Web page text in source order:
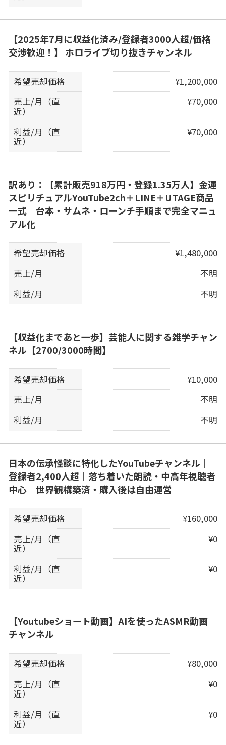
【2025年7月に収益化済み/登録者3000人超/価格
交渉歓迎！】 ホロライブ切り抜きチャンネル
希望売却価格
¥1,200,000
売上/月（直
近）
¥70,000
利益/月（直
近）
¥70,000
訳あり：【累計販売918万円・登録1.35万人】金運
スピリチュアルYouTube2ch＋LINE＋UTAGE商品
一式｜台本・サムネ・ローンチ手順まで完全マニュ
アル化
希望売却価格
¥1,480,000
売上/月
不明
利益/月
不明
【収益化まであと一歩】芸能人に関する雑学チャン
ネル【2700/3000時間】
希望売却価格
¥10,000
売上/月
不明
利益/月
不明
日本の伝承怪談に特化したYouTubeチャンネル｜
登録者2,400人超｜落ち着いた朗読・中高年視聴者
中心｜世界観構築済・購入後は自由運営
希望売却価格
¥160,000
売上/月（直
近）
¥0
利益/月（直
近）
¥0
【Youtubeショート動画】AIを使ったASMR動画
チャンネル
希望売却価格
¥80,000
売上/月（直
近）
¥0
利益/月（直
近）
¥0